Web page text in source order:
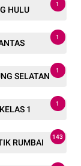
HULU
1
1
SELATAN
1
1
1
RUMBAI
143